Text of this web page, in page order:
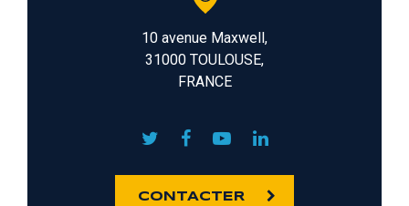
10 avenue Maxwell,
31000 TOULOUSE,
FRANCE
CONTACTER